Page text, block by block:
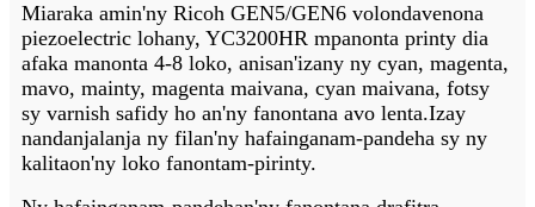
Miaraka amin'ny Ricoh GEN5/GEN6 volondavenona
piezoelectric lohany, YC3200HR mpanonta printy dia
afaka manonta 4-8 loko, anisan'izany ny cyan, magenta,
mavo, mainty, magenta maivana, cyan maivana, fotsy
sy varnish safidy ho an'ny fanontana avo lenta.Izay
nandanjalanja ny filan'ny hafainganam-pandeha sy ny
kalitaon'ny loko fanontam-pirinty.